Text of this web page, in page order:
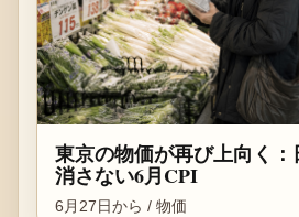
東京の物価が再び上向く
消さない6月CPI
6月27日から / 物価